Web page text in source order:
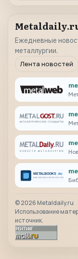
Ежедневные
металлургии.
Лента новостей
©2026 Metaldaily.ru
Использование
источник.